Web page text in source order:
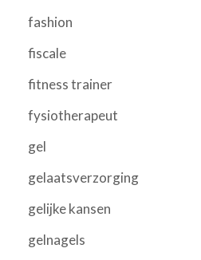
fashion
fiscale
fitness trainer
fysiotherapeut
gel
gelaatsverzorging
gelijke kansen
gelnagels